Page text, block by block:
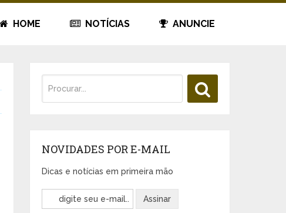
HOME NOTÍCIAS ANUNCIE
NOVIDADES POR E-MAIL
Dicas e notícias em primeira mão